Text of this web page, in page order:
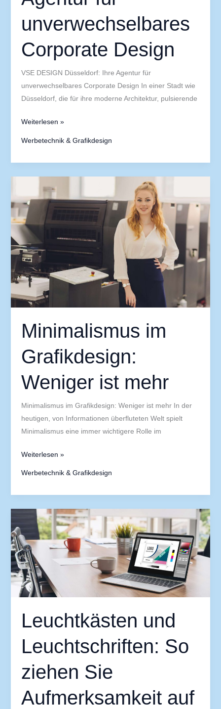
unverwechselbares
Corporate Design
VSE DESIGN Düsseldorf: Ihre Agentur für
unverwechselbares Corporate Design In einer Stadt wie
Düsseldorf, die für ihre moderne Architektur, pulsierende
Weiterlesen »
Werbetechnik & Grafikdesign
Minimalismus im
Grafikdesign:
Weniger ist mehr
Minimalismus im Grafikdesign: Weniger ist mehr In der
heutigen, von Informationen überfluteten Welt spielt
Minimalismus eine immer wichtigere Rolle im
im
Grafikdesign:
Weniger
ist
mehr
Weiterlesen »
Werbetechnik & Grafikdesign
Leuchtkästen und
Leuchtschriften: So
ziehen Sie
Aufmerksamkeit auf
Leuchtkästen
und
Leuchtschriften:
So
ziehen
Sie
Aufmerksamkeit